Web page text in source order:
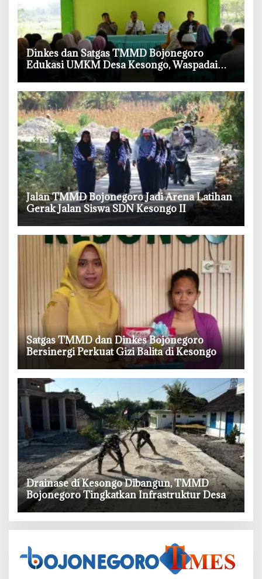
‎Dinkes dan Satgas TMMD Bojonegoro
Edukasi UMKM Desa Kesongo, Waspadai
Boraks dan Formalin
‎Jalan TMMD Bojonegoro Jadi Arena Latihan
Gerak Jalan Siswa SDN Kesongo II
‎Satgas TMMD dan Dinkes Bojonegoro
Bersinergi Perkuat Gizi Balita di Kesongo
‎Drainase di Kesongo Dibangun, TMMD
Bojonegoro Tingkatkan Infrastruktur Desa